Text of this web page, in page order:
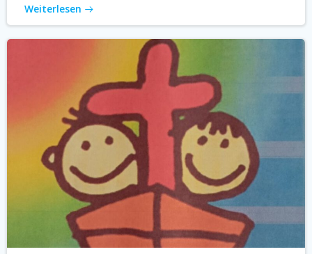
Weiterlesen